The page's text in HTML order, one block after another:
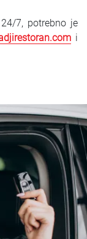
7, potrebno je
i